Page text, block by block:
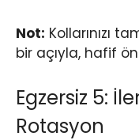
Not: Kollarınızı
bir açıyla, hafif
Egzersiz 5:
Rotasyon